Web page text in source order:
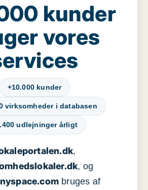
kunder
vores
+10.000 kunder
virksomheder i databasen
udlejninger årligt
,
, og
bruges af